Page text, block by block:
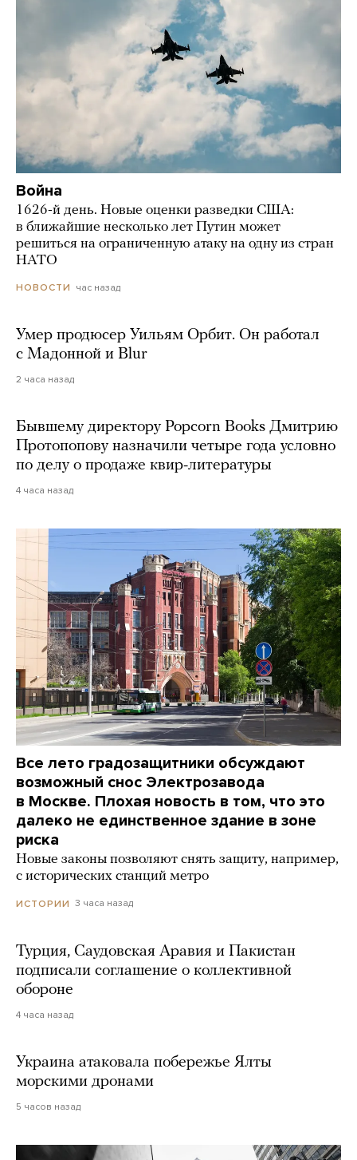
Война
1626-й день. Новые оценки разведки США:
в ближайшие несколько лет Путин может
решиться на ограниченную атаку на одну из стран
НАТО
НОВОСТИ час назад
Умер продюсер Уильям Орбит. Он работал
с Мадонной и Blur
2 часа назад
Бывшему директору Popcorn Books Дмитрию
Протопопову назначили четыре года условно
по делу о продаже квир-литературы
4 часа назад
Все лето градозащитники обсуждают
возможный снос Электрозавода
в Москве. Плохая новость в том, что это
далеко не единственное здание в зоне
риска
Новые законы позволяют снять защиту, например,
с исторических станций метро
ИСТОРИИ 3 часа назад
Турция, Саудовская Аравия и Пакистан
подписали соглашение о коллективной
обороне
4 часа назад
Украина атаковала побережье Ялты
морскими дронами
5 часов назад